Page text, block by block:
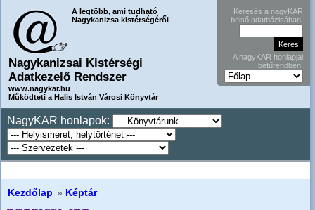
A legtöbb, ami tudható
Nagykanizsa kistérségéről
Nagykanizsai Kistérségi
Adatkezelő Rendszer
www.nagykar.hu
Működteti a Halis István Városi Könyvtár
Keresés a nagyKAR
belső adatbázisában:
A nagyKAR honlapjai
betűrendben:
NagyKAR honlapok:
Kezdőlap » Képtár